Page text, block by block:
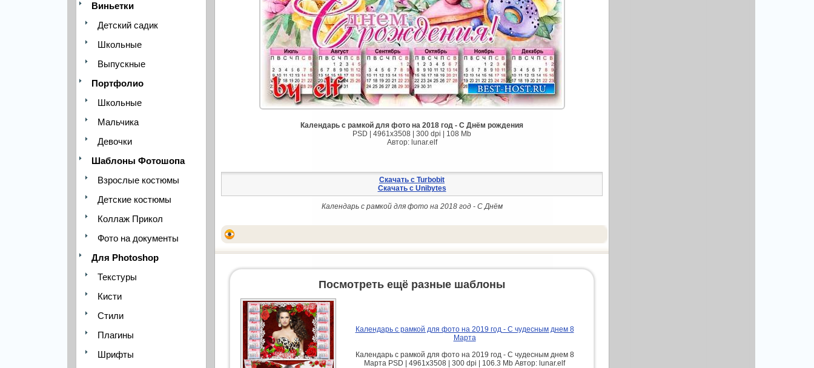
Виньетки
Детский садик
Школьные
Выпускные
Портфолио
Школьные
Мальчика
Девочки
Шаблоны Фотошопа
Взрослые костюмы
Детские костюмы
Коллаж Прикол
Фото на документы
Для Photoshop
Текстуры
Кисти
Стили
Плагины
Шрифты
Календарь с рамкой для фото на 2018 год - С Днём рождения
PSD | 4961х3508 | 300 dpi | 108 Mb
Автор: lunar.elf
Скачать с Turbobit
Скачать с Unibytes
Календарь с рамкой для фото на 2018 год - С Днём
Посмотреть ещё разные шаблоны
Календарь с рамкой для фото на 2019 год - С чудесным днем 8
Марта
Календарь с рамкой для фото на 2019 год - С чудесным днем 8
Марта PSD | 4961х3508 | 300 dpi | 106.3 Mb Автор: lunar.elf